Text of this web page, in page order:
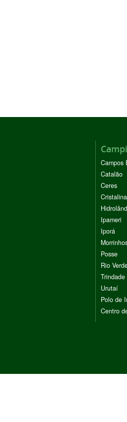
Campi
Campos
Catalão
Ceres
Cristalina
Ipameri
Iporá
Posse
Rio
Trindade
Urutaí
Polo de
Centro